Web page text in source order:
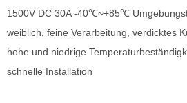
1500V DC 30A -40℃~+85℃
weiblich, feine Verarbeitung, verdicktes
hohe und niedrige
schnelle Installation